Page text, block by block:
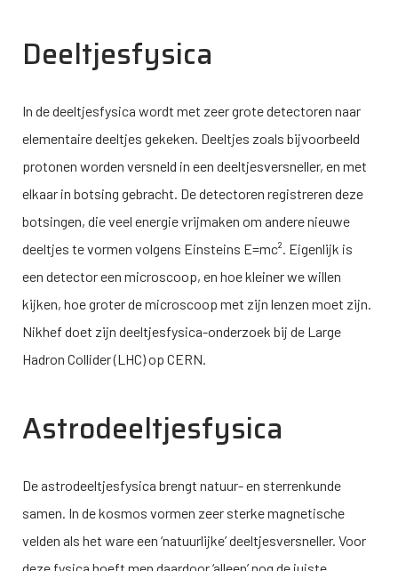
Deeltjesfysica
In de deeltjesfysica wordt met zeer grote detectoren naar
elementaire deeltjes gekeken. Deeltjes zoals bijvoorbeeld
protonen worden versneld in een deeltjesversneller, en met
elkaar in botsing gebracht. De detectoren registreren deze
botsingen, die veel energie vrijmaken om andere nieuwe
deeltjes te vormen volgens Einsteins E=mc². Eigenlijk is
een detector een microscoop, en hoe kleiner we willen
kijken, hoe groter de microscoop met zijn lenzen moet zijn.
Nikhef doet zijn deeltjesfysica-onderzoek bij de Large
Hadron Collider (LHC) op CERN.
Astrodeeltjesfysica
De astrodeeltjesfysica brengt natuur- en sterrenkunde
samen. In de kosmos vormen zeer sterke magnetische
velden als het ware een ‘natuurlijke’ deeltjesversneller. Voor
deze fysica hoeft men daardoor ‘alleen’ nog de juiste